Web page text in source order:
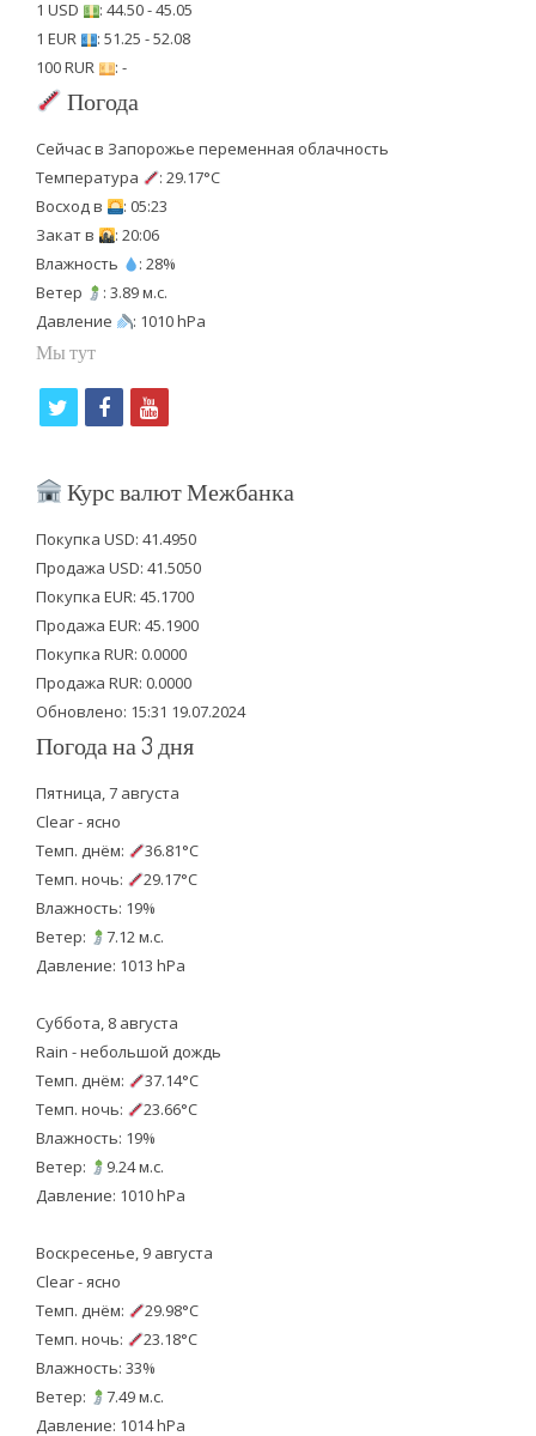
1 USD
: 44.50 - 45.05
1 EUR
: 51.25 - 52.08
100 RUR
: -
Погода
Сейчас в Запорожье переменная облачность
Температура
: 29.17°C
Восход в
: 05:23
Закат в
: 20:06
Влажность
: 28%
Ветер
: 3.89 м.с.
Давление
: 1010 hPa
Мы тут
i
t
e
r
f
c
b
o
o
k
y
u
u
b
e
Курс валют Межбанка
Покупка USD: 41.4950
Продажа USD: 41.5050
Покупка EUR: 45.1700
Продажа EUR: 45.1900
Покупка RUR: 0.0000
Продажа RUR: 0.0000
Обновлено: 15:31 19.07.2024
Погода на 3 дня
Пятница, 7 августа
Clear - ясно
Темп. днём:
36.81°C
Темп. ночь:
29.17°C
Влажность: 19%
Ветер:
7.12 м.с.
Давление: 1013 hPa
Суббота, 8 августа
Rain - небольшой дождь
Темп. днём:
37.14°C
Темп. ночь:
23.66°C
Влажность: 19%
Ветер:
9.24 м.с.
Давление: 1010 hPa
Воскресенье, 9 августа
Clear - ясно
Темп. днём:
29.98°C
Темп. ночь:
23.18°C
Влажность: 33%
Ветер:
7.49 м.с.
Давление: 1014 hPa